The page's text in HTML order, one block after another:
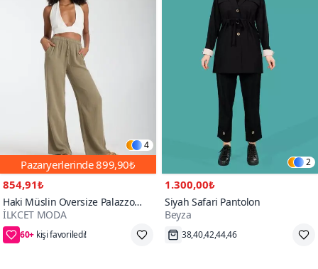
4
Pazaryerlerinde899,90₺
854,91₺
Haki Müslin Oversize Palazzo
Pantolon
İLKCET MODA
60+
45₺ daha az öde
2
1.300,00₺
Siyah Safari Pantolon
Beyza
Hızlı Kargo